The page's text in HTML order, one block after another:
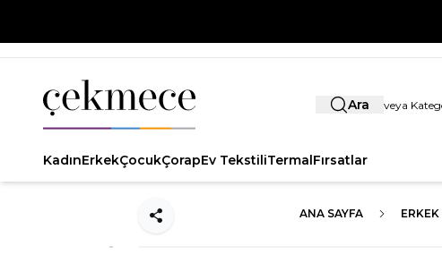
Ara
KadınErkekÇocukÇorapEv TekstiliTermalFırsatlar
ANA SAYFA ERKEK
Paylaş